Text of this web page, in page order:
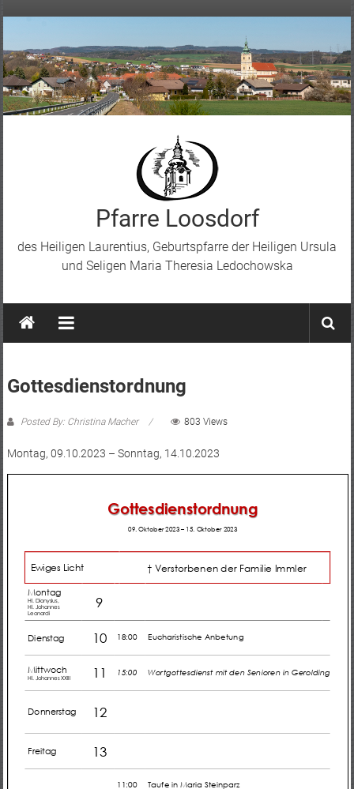
Pfarre Loosdorf
des Heiligen Laurentius, Geburtspfarre der Heiligen Ursula
und Seligen Maria Theresia Ledochowska
Gottesdienstordnung
Posted By: Christina Macher 803 Views
Montag, 09.10.2023 – Sonntag, 14.10.2023